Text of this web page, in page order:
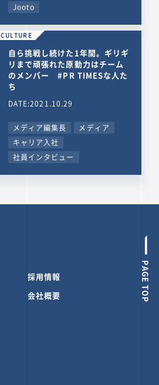
Jooto
CULTURE
自ら挑戦し続けた1年間。ギリギ
リまで頑張れた原動力はチーム
のメンバー #PR TIMESな人た
ち
DATE:2021.10.29
メディア編集長
メディア
キャリア入社
社員インタビュー
PAGE TOP
採用情報
会社概要